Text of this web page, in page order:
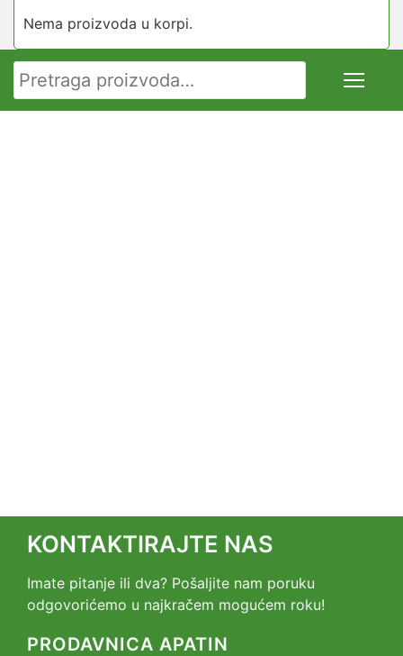
Nema proizvoda u korpi.
Pretraga za:
KONTAKTIRAJTE NAS
Imate pitanje ili dva? Pošaljite nam poruku
odgovorićemo u najkračem mogućem roku!
PRODAVNICA APATIN